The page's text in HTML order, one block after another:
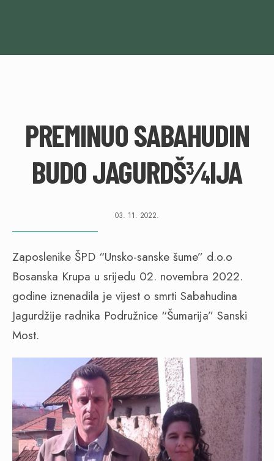
PREMINUO SABAHUDIN
BUDO JAGURDŠ¾IJA
03. 11. 2022.
Zaposlenike ŠPD “Unsko-sanske šume” d.o.o
Bosanska Krupa u srijedu 02. novembra 2022.
godine iznenadila je vijest o smrti Sabahudina
Jagurdžije radnika Podružnice “Šumarija” Sanski
Most.